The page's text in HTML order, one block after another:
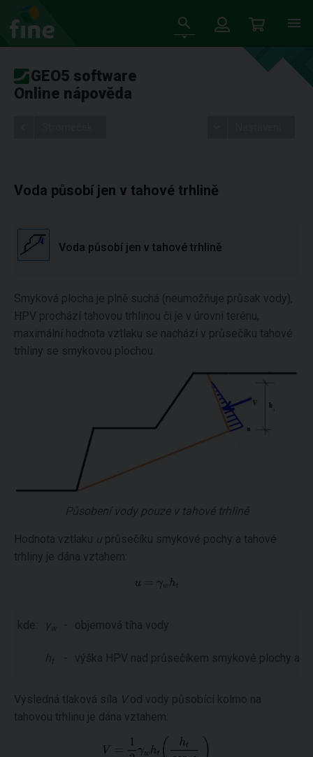
GEO5 software
Online nápověda
Voda působí jen v tahové trhlině
Voda působí jen v tahové trhlině
Smyková plocha je plně suchá (neumožňuje průsak vody),
HPV prochází tahovou trhlinou či je v úrovni terénu,
maximální hodnota vztlaku se nachází v průsečíku tahové
trhliny se smykovou plochou.
Působení vody pouze v tahové trhlině
Hodnota vztlaku u průsečíku smykové pochy a tahové
trhliny je dána vztahem:
kde: γ w - objemová tíha vody
ht - výška HPV nad průsečíkem smykové plochy a
Výsledná tlaková síla Vod vody působící kolmo na
tahovou trhlinu je dána vztahem: